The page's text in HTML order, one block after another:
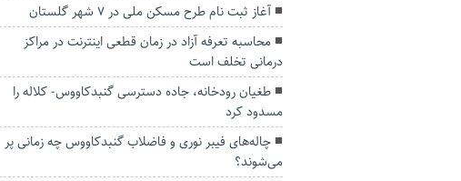
آغاز ثبت نام طرح مسکن ملی در ۷ شهر گلستان
محاسبه تعرفه آزاد در زمان قطعی اینترنت در مراکز
درمانی تخلف است
طغیان رودخانه، جاده دسترسی گنبدکاووس- کلاله را
مسدود کرد
چاله‌های فیبر نوری و فاضلاب گنبدکاووس چه زمانی پر
می‌شوند؟